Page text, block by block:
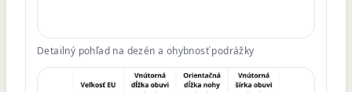
Detailný pohľad na dezén a ohybnosť podrážky